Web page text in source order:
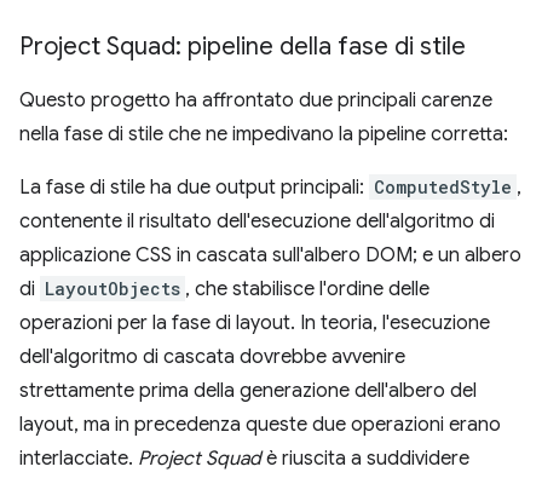
Project Squad: pipeline della fase di stile
Questo progetto ha affrontato due principali carenze
nella fase di stile che ne impedivano la pipeline corretta:
La fase di stile ha due output principali: ComputedStyle ,
contenente il risultato dell'esecuzione dell'algoritmo di
applicazione CSS in cascata sull'albero DOM; e un albero
di LayoutObjects , che stabilisce l'ordine delle
operazioni per la fase di layout. In teoria, l'esecuzione
dell'algoritmo di cascata dovrebbe avvenire
strettamente prima della generazione dell'albero del
layout, ma in precedenza queste due operazioni erano
interlacciate. Project Squadè riuscita a suddividere